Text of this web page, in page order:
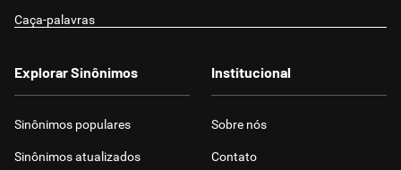
Caça-palavras
Explorar Sinônimos
Sinônimos populares
Sinônimos atualizados
Institucional
Sobre nós
Contato